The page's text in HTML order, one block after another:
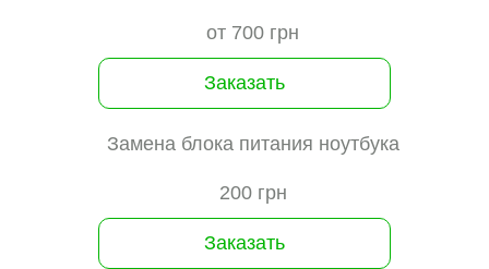
от 700 грн
Заказать
Замена блока питания ноутбука
200 грн
Заказать